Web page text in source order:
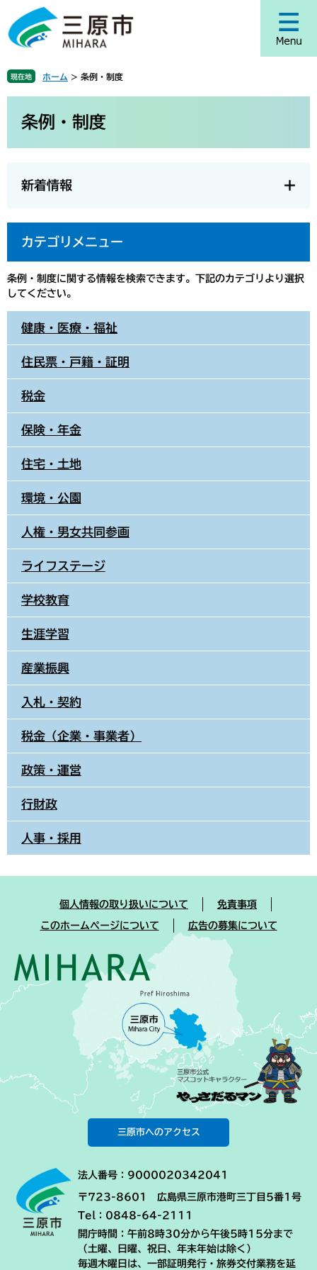
ジ
頭
で
ュ
飛
ば
現在地 ホーム > 条例・制度
条例・制度
新着情報
カテゴリメニュー
条例・制度に関する情報を検索できます。下記のカテゴリより選択
してください。
健康・医療・福祉
住民票・戸籍・証明
税金
保険・年金
住宅・土地
環境・公園
人権・男女共同参画
ライフステージ
学校教育
生涯学習
産業振興
入札・契約
税金（企業・事業者）
政策・運営
行財政
人事・採用
個人情報の取り扱いについて 免責事項
このホームページについて 広告の募集について
三原市へのアクセス
法人番号：9000020342041
〒723-8601 広島県三原市港町三丁目5番1号
Tel：0848-64-2111
開庁時間：午前8時30分から午後5時15分まで
（土曜、日曜、祝日、年末年始は除く）
毎週木曜日は、一部証明発行・旅券交付業務を延